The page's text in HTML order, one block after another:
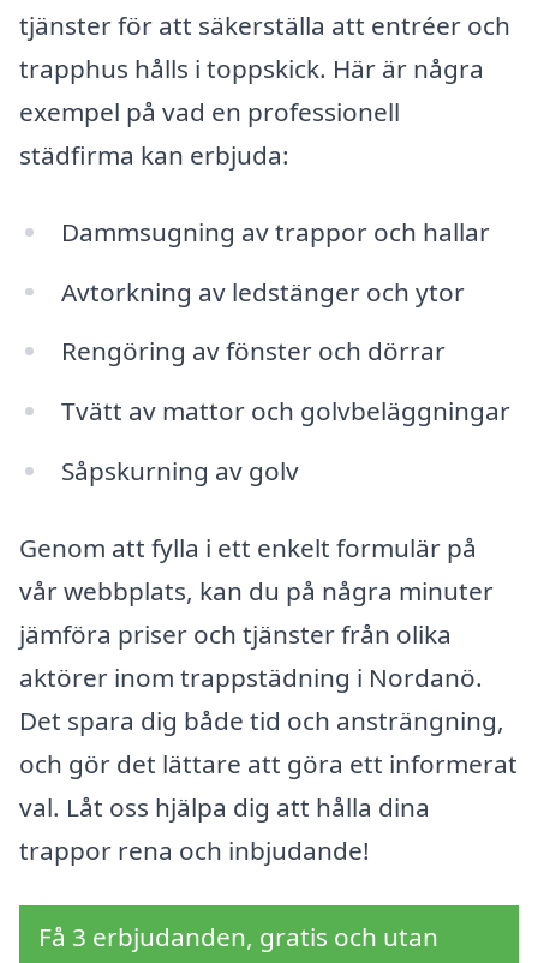
tjänster för att säkerställa att entréer och
trapphus hålls i toppskick. Här är några
exempel på vad en professionell
städfirma kan erbjuda:
Dammsugning av trappor och hallar
Avtorkning av ledstänger och ytor
Rengöring av fönster och dörrar
Tvätt av mattor och golvbeläggningar
Såpskurning av golv
Genom att fylla i ett enkelt formulär på
vår webbplats, kan du på några minuter
jämföra priser och tjänster från olika
aktörer inom trappstädning i Nordanö.
Det spara dig både tid och ansträngning,
och gör det lättare att göra ett informerat
val. Låt oss hjälpa dig att hålla dina
trappor rena och inbjudande!
Få 3 erbjudanden, gratis och utan